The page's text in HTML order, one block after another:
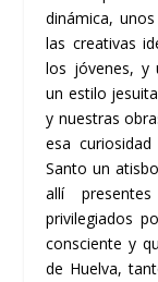
dinámica,
las creativas
los jóvenes, y
un estilo
y nuestras
esa
Santo un
allí
privilegiados
consciente y
de Huelva,